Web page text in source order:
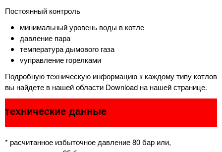
Постоянный контроль
минимальный уровень воды в котле
давление пара
температура дымового газа
vуправление горелками
Подробную техническую информацию к каждому типу котлов
вы найдете в нашей области Download на нашей странице.
технические данные
* расчитанное избыточное давление 80 бар или,